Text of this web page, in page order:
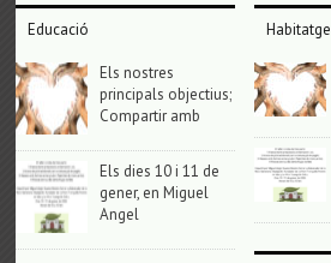
Educació
Els nostres
principals objectius;
Compartir amb
Els dies 10 i 11 de
gener, en Miguel
Angel
Habitatge